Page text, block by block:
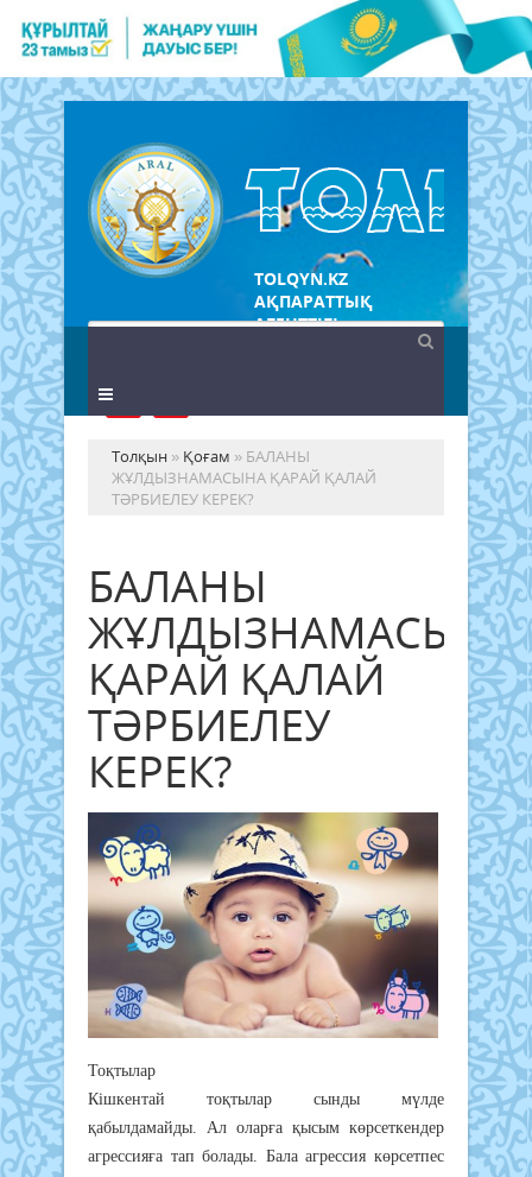
TOLQYN.KZ
АҚПАРАТТЫҚ
АГЕНТТІГІ
Толқын » Қоғам » БАЛАНЫ
ЖҰЛДЫЗНАМАСЫНА ҚАРАЙ ҚАЛАЙ
ТӘРБИЕЛЕУ КЕРЕК?
БАЛАНЫ
ЖҰЛДЫЗНАМАСЫНА
ҚАРАЙ ҚАЛАЙ
ТӘРБИЕЛЕУ
КЕРЕК?
Тоқтылар
Кішкентай тоқтылар сынды мүлде
қабылдамайды. Ал оларға қысым көрсеткендер
агрессияға тап болады. Бала агрессия көрсетпес